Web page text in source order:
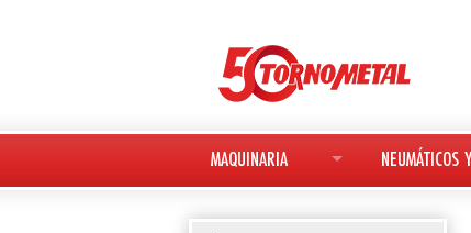
MAQUINARIA
MAQUINARIA NUEVA
NEUMÁTICOS
NEUMÁTICOS